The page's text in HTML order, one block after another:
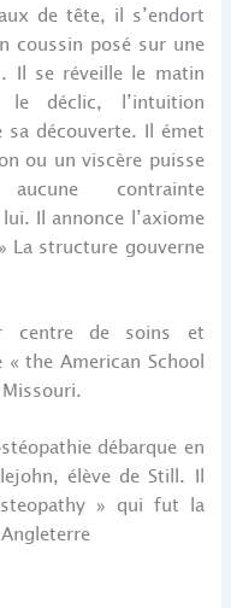
de tête, il s’endort
coussin posé sur une
Il se réveille le matin
le déclic, l’intuition
sa découverte. Il émet
ou un viscère puisse
contrainte
Il annonce l’axiome
La structure gouverne
centre de soins et
« the American School
débarque en
élève de Still. Il
» qui fut la